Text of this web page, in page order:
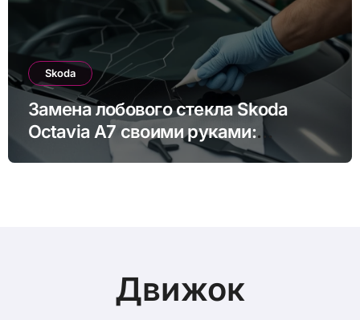
Skoda
Замена лобового стекла Skoda
Octavia A7 своими руками:
пошаговая инструкция
Движок